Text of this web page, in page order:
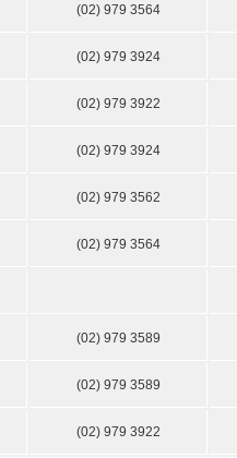
(02) 979 3564
(02) 979 3924
(02) 979 3922
(02) 979 3924
(02) 979 3562
(02) 979 3564
(02) 979 3589
(02) 979 3589
(02) 979 3922